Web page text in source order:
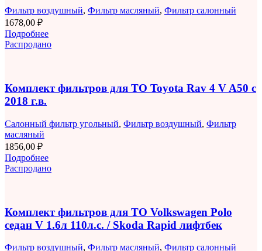
Фильтр воздушный, Фильтр масляный, Фильтр салонный
1678,00 ₽
Подробнее
Распродано
Комплект фильтров для ТО Toyota Rav 4 V A50 с
2018 г.в.
Салонный фильтр угольный, Фильтр воздушный, Фильтр
масляный
1856,00 ₽
Подробнее
Распродано
Комплект фильтров для ТО Volkswagen Polo
седан V 1.6л 110л.с. / Skoda Rapid лифтбек
Фильтр воздушный, Фильтр масляный, Фильтр салонный